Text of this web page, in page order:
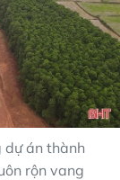
dự án thành
rộn vang